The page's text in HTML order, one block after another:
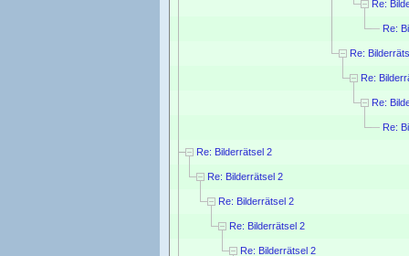
Re:
Re:
Re:
Re:
Re:
Re:
Re: Bilderrätsel 2
Re: Bilderrätsel 2
Re: Bilderrätsel 2
Re: Bilderrätsel 2
Re: Bilderrätsel 2